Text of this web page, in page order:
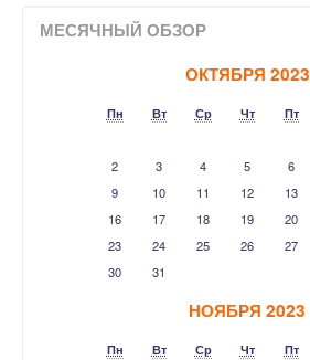
МЕСЯЧНЫЙ ОБЗОР
ОКТЯБРЯ 2023
Пн Вт Ср Чт Пт
2
3 4 5 6
9
10 11 12 13
16
17 18 19 20
23
24 25 26 27
30
31
НОЯБРЯ 2023
Пн Вт Ср Чт Пт